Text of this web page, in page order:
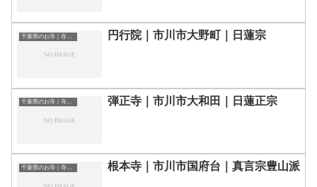
千葉県のお寺｜寺院一覧 円行院｜市川市大野町｜日蓮宗
千葉県のお寺｜寺院一覧 弾正寺｜市川市大和田｜日蓮正宗
千葉県のお寺｜寺院一覧 根本寺｜市川市国府台｜真言宗豊山派